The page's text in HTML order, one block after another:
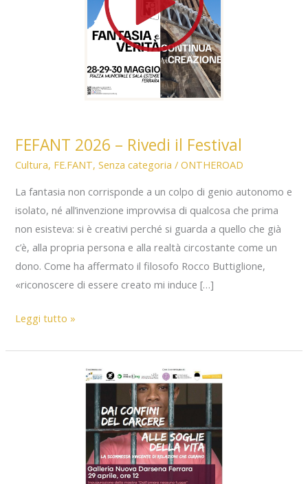
FEFANT 2026 – Rivedi il Festival
Cultura, FE.FANT,Senza categoria /ONTHEROAD
La fantasia non corrisponde a un colpo di genio autonomo e
isolato, né all’invenzione improvvisa di qualcosa che prima
non esisteva: si è creativi perché si guarda a quello che già
c’è, alla propria persona e alla realtà circostante come un
dono. Come ha affermato il filosofo Rocco Buttiglione,
«riconoscere di essere creato mi induce […]
FEFANT
–
Leggi tutto »